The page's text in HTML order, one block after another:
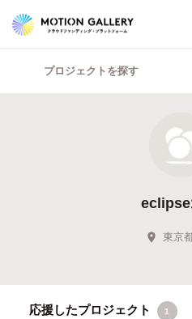
プロジェクトを探す
東京
応援したプロジェクト 1